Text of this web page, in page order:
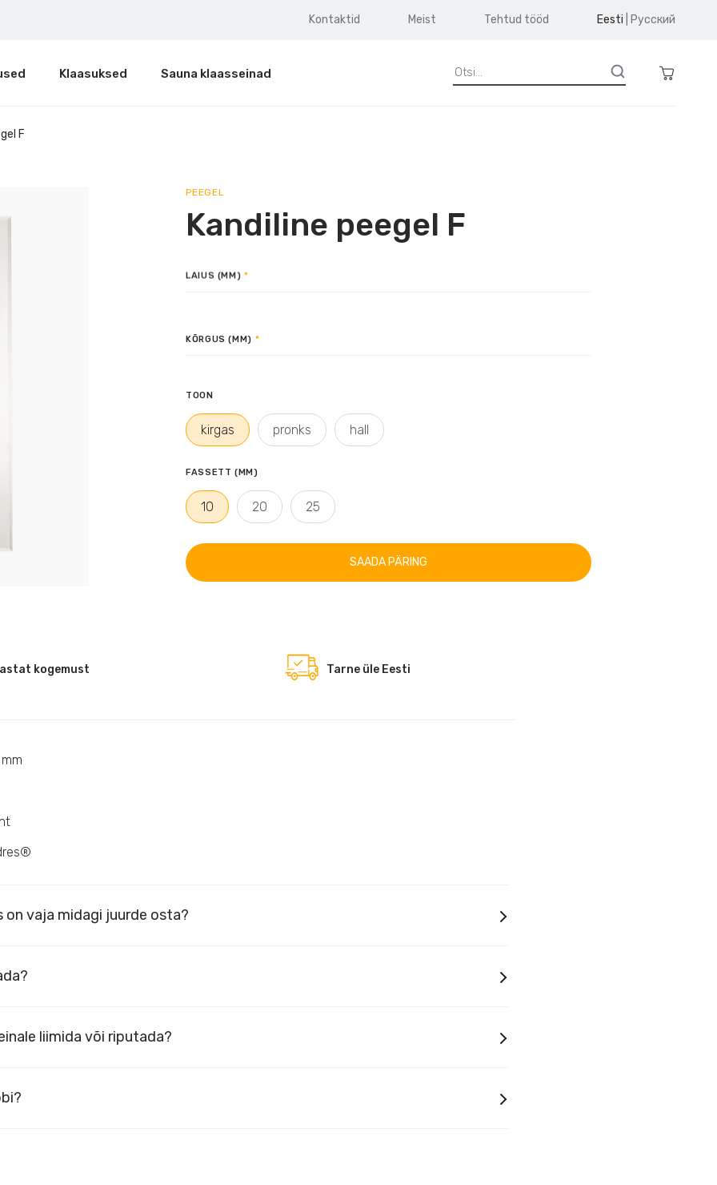
Kontaktid Meist Tehtud tööd Eesti Русский
Klaasuksed Sauna klaasseinad
F
PEEGEL
Kandiline peegel F
LAIUS (MM)
KÕRGUS (MM)
TOON
kirgas pronks hall
FASSETT (MM)
10 20 25
SAADA PÄRING
kogemust Tarne üle Eesti
on vaja midagi juurde osta?
liimida või riputada?